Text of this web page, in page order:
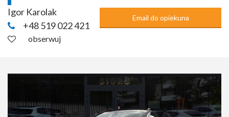
Igor Karolak
+48 519 022 421
Email do opiekuna
obserwuj